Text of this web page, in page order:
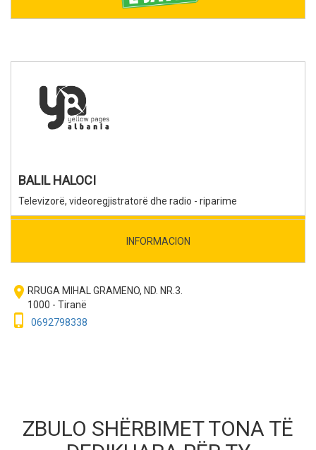
BALIL HALOCI
Televizorë, videoregjistratorë dhe radio - riparime
INFORMACION
room RRUGA MIHAL GRAMENO, ND. NR.3.
1000 - Tiranë
phone_iphone 0692798338
ZBULO SHËRBIMET TONA TË